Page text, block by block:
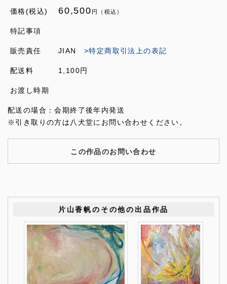
価格(税込) 60,500 円（税込）
特記事項
販売責任 JIAN >特定商取引法上の表記
配送料 1,100円
お渡し時期
配送の場合：会期終了後年内発送
※引き取りの方は八犬堂にお問い合わせください。
この作品のお問い合わせ
片山香帆のその他の出品作品